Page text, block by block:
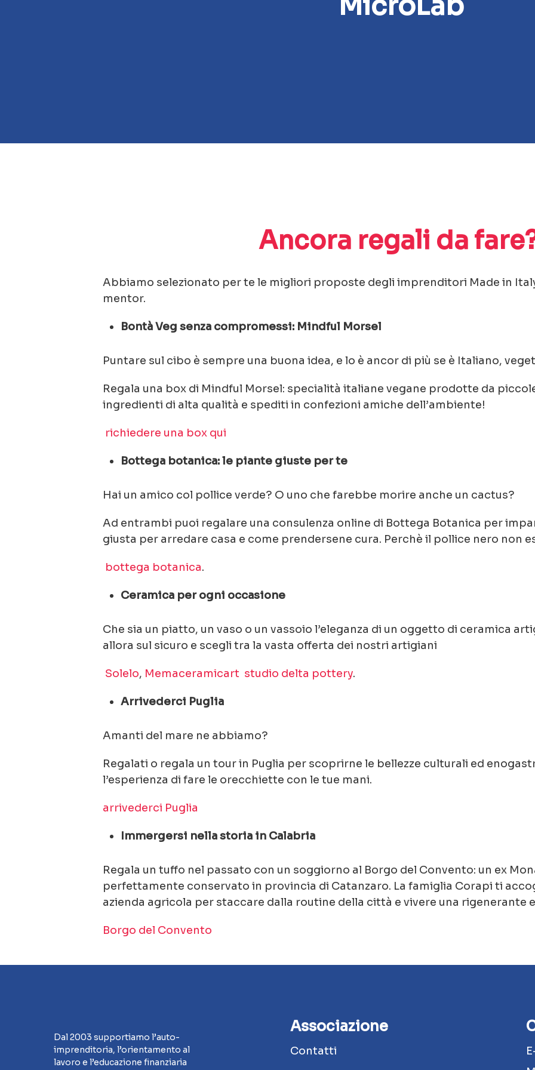
Ancora regali da
Abbiamo selezionato per te le migliori proposte degli imprenditori Made in
mentor.
Bontà Veg senza compromessi: Mindful Morsel
Puntare sul cibo è sempre una buona idea, e lo è ancor di più se è Italiano,
Regala una box di Mindful Morsel: specialità italiane vegane prodotte da
ingredienti di alta qualità e spediti in confezioni amiche dell’ambiente!
richiedere una box qui
Bottega botanica: le piante giuste per te
Hai un amico col pollice verde? O uno che farebbe morire anche un cactus?
Ad entrambi puoi regalare una consulenza online di Bottega Botanica per
giusta per arredare casa e come prendersene cura. Perchè il pollice nero non
bottega botanica.
Ceramica per ogni occasione
Che sia un piatto, un vaso o un vassoio l’eleganza di un oggetto di ceramica
allora sul sicuro e scegli tra la vasta offerta dei nostri artigiani
Solelo, Memaceramicart studio delta pottery.
Arrivederci Puglia
Amanti del mare ne abbiamo?
Regalati o regala un tour in Puglia per scoprirne le bellezze culturali ed
l’esperienza di fare le orecchiette con le tue mani.
arrivederci Puglia
Immergersi nella storia in Calabria
Regala un tuffo nel passato con un soggiorno al Borgo del Convento: un ex
perfettamente conservato in provincia di Catanzaro. La famiglia Corapi ti
azienda agricola per staccare dalla routine della città e vivere una rigenerante
Borgo del Convento
Dal 2003 supportiamo l’auto-
imprenditoria, l’orientamento al
lavoro e l’educazione finanziaria
Associazione
Contatti